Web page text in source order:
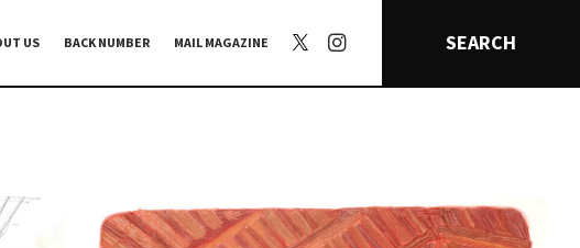
US BACK NUMBER MAIL MAGAZINE SEARCH